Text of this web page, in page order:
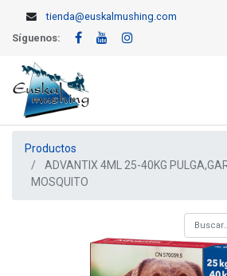
tienda@euskalmushing.com
Síguenos:
Productos
ADVANTIX 4ML 25-40KG
MOSQUITO